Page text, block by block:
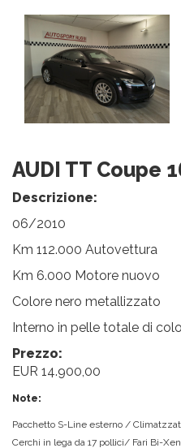
AUDI TT Coupe
Descrizione:
06/2010
Km 112.000 Autovettura
Km 6.000 Motore nuovo
Colore nero metallizzato
Interno in pelle totale di
Prezzo:
EUR 14.900,00
Note:
Pacchetto S-Line esterno /
Cerchi in lega da 17 pollici/ Fari Bi-